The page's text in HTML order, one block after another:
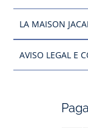
LA MAISON
AVISO LEGAL E